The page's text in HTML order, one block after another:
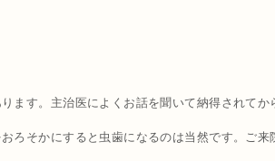
す。主治医によくお話を聞いて納得されてか
ろそかにすると虫歯になるのは当然です。ご